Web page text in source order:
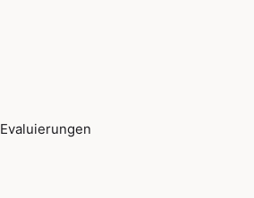
Evaluierungen